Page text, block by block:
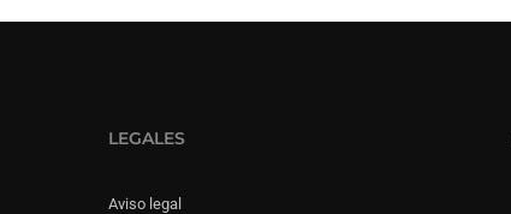
LEGALES
Aviso legal